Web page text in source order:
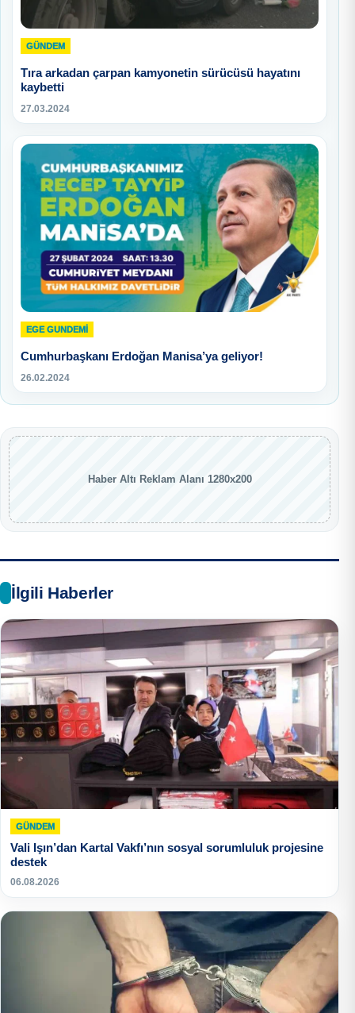
GÜNDEM
Tıra arkadan çarpan kamyonetin sürücüsü hayatını
kaybetti
27.03.2024
EGE GUNDEMİ
Cumhurbaşkanı Erdoğan Manisa’ya geliyor!
26.02.2024
Haber Altı Reklam Alanı 1280x200
İlgili Haberler
GÜNDEM
Vali Işın’dan Kartal Vakfı’nın sosyal sorumluluk projesine
destek
06.08.2026